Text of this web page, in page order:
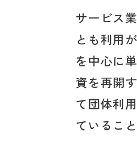
サービス
とも利用
を中心に
資を再開
て団体利
ているこ